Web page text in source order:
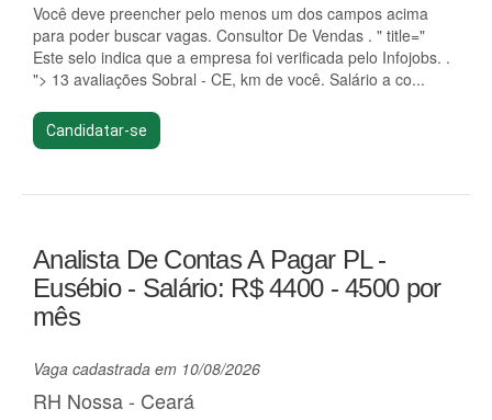
Você deve preencher pelo menos um dos campos acima
para poder buscar vagas. Consultor De Vendas . " title="
Este selo indica que a empresa foi verificada pelo Infojobs. .
"> 13 avaliações Sobral - CE, km de você. Salário a co...
Candidatar-se
Analista De Contas A Pagar PL -
Eusébio - Salário: R$ 4400 - 4500 por
mês
Vaga cadastrada em 10/08/2026
RH Nossa - Ceará